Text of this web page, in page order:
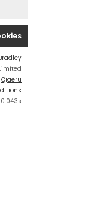
Qiaeru